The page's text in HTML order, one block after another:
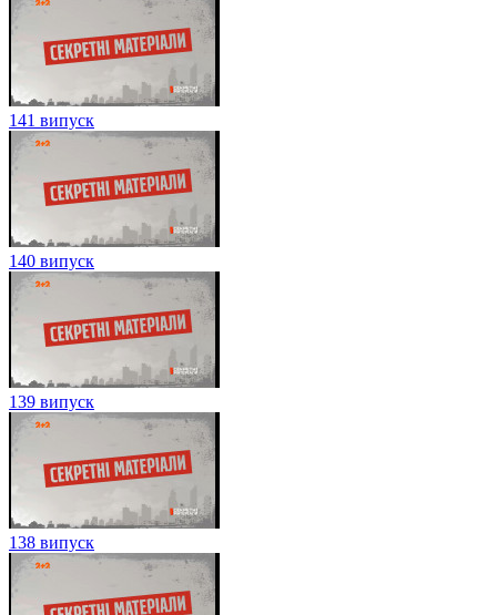
141 випуск
140 випуск
139 випуск
138 випуск